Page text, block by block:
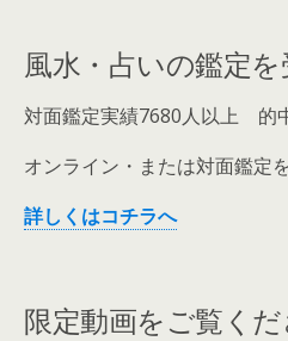
風水・占いの鑑定
対面鑑定実績7680人以上 的
オンライン・または対面鑑定
詳しくはコチラへ
限定動画をご覧く